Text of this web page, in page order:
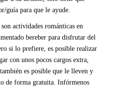
guía para que le ayude.
actividades románticas en
bereber para disfrutar del
si lo prefiere, es posible realizar
con unos pocos cargos extra,
es posible que le lleven y
de forma gratuita. Infórmenos